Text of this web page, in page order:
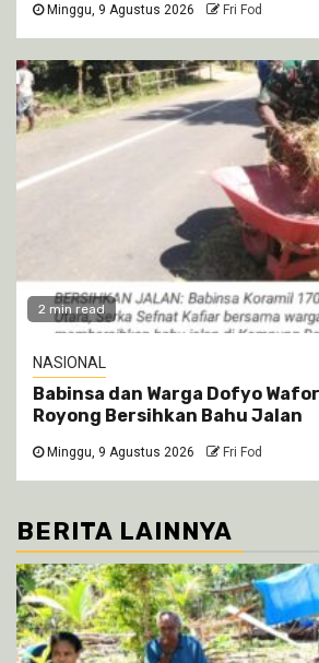
Minggu, 9 Agustus 2026 Fri Fod
2 min read
NASIONAL
Babinsa dan Warga Dofyo
Royong Bersihkan Bahu Jalan
Minggu, 9 Agustus 2026 Fri Fod
BERITA LAINNYA